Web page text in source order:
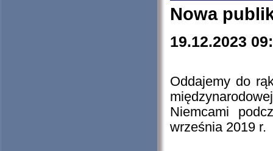
Nowa
19.12.2023
Oddajemy do
Niemcami
września 2019 r.